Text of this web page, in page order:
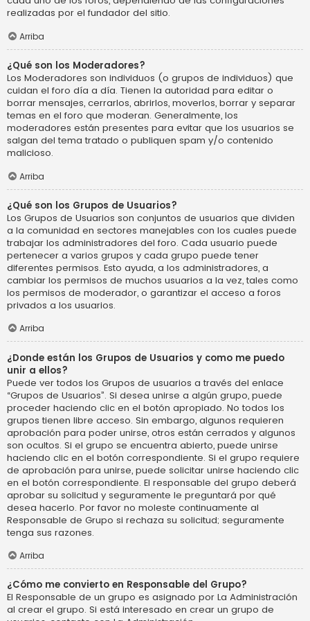
realizadas por el fundador del sitio.
Arriba
¿Qué son los Moderadores?
Los Moderadores son individuos (o grupos de individuos) que
cuidan el foro día a día. Tienen la autoridad para editar o
borrar mensajes, cerrarlos, abrirlos, moverlos, borrar y separar
temas en el foro que moderan. Generalmente, los
moderadores están presentes para evitar que los usuarios se
salgan del tema tratado o publiquen spam y/o contenido
malicioso.
Arriba
¿Qué son los Grupos de Usuarios?
Los Grupos de Usuarios son conjuntos de usuarios que dividen
a la comunidad en sectores manejables con los cuales puede
trabajar los administradores del foro. Cada usuario puede
pertenecer a varios grupos y cada grupo puede tener
diferentes permisos. Esto ayuda, a los administradores, a
cambiar los permisos de muchos usuarios a la vez, tales como
los permisos de moderador, o garantizar el acceso a foros
privados a los usuarios.
Arriba
¿Donde están los Grupos de Usuarios y como me puedo
unir a ellos?
Puede ver todos los Grupos de usuarios a través del enlace
“Grupos de Usuarios”. Si desea unirse a algún grupo, puede
proceder haciendo clic en el botón apropiado. No todos los
grupos tienen libre acceso. Sin embargo, algunos requieren
aprobación para poder unirse, otros están cerrados y algunos
son ocultos. Si el grupo se encuentra abierto, puede unirse
haciendo clic en el botón correspondiente. Si el grupo requiere
de aprobación para unirse, puede solicitar unirse haciendo clic
en el botón correspondiente. El responsable del grupo deberá
aprobar su solicitud y seguramente le preguntará por qué
desea hacerlo. Por favor no moleste continuamente al
Responsable de Grupo si rechaza su solicitud; seguramente
tenga sus razones.
Arriba
¿Cómo me convierto en Responsable del Grupo?
El Responsable de un grupo es asignado por La Administración
al crear el grupo. Si está interesado en crear un grupo de